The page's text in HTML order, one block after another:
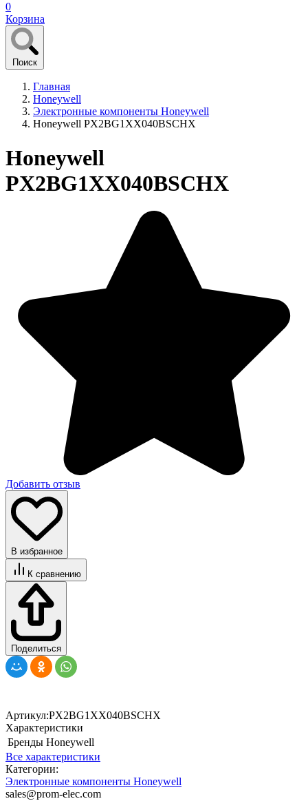
0
Корзина
Поиск
Главная
Honeywell
Электронные компоненты Honeywell
Honeywell PX2BG1XX040BSCHX
Honeywell
PX2BG1XX040BSCHX
Добавить отзыв
В избранное
К сравнению
Поделиться
Артикул:PX2BG1XX040BSCHX
Характеристики
Бренды Honeywell
Все характеристики
Категории:
Электронные компоненты Honeywell
sales@prom-elec.com